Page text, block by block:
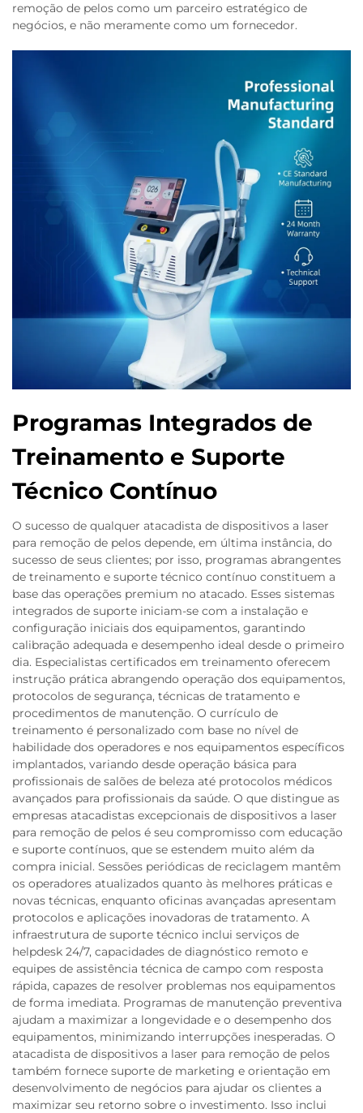
remoção de pelos como um parceiro estratégico de
negócios, e não meramente como um fornecedor.
Programas Integrados de
Treinamento e Suporte
Técnico Contínuo
O sucesso de qualquer atacadista de dispositivos a laser
para remoção de pelos depende, em última instância, do
sucesso de seus clientes; por isso, programas abrangentes
de treinamento e suporte técnico contínuo constituem a
base das operações premium no atacado. Esses sistemas
integrados de suporte iniciam-se com a instalação e
configuração iniciais dos equipamentos, garantindo
calibração adequada e desempenho ideal desde o primeiro
dia. Especialistas certificados em treinamento oferecem
instrução prática abrangendo operação dos equipamentos,
protocolos de segurança, técnicas de tratamento e
procedimentos de manutenção. O currículo de
treinamento é personalizado com base no nível de
habilidade dos operadores e nos equipamentos específicos
implantados, variando desde operação básica para
profissionais de salões de beleza até protocolos médicos
avançados para profissionais da saúde. O que distingue as
empresas atacadistas excepcionais de dispositivos a laser
para remoção de pelos é seu compromisso com educação
e suporte contínuos, que se estendem muito além da
compra inicial. Sessões periódicas de reciclagem mantêm
os operadores atualizados quanto às melhores práticas e
novas técnicas, enquanto oficinas avançadas apresentam
protocolos e aplicações inovadoras de tratamento. A
infraestrutura de suporte técnico inclui serviços de
helpdesk 24/7, capacidades de diagnóstico remoto e
equipes de assistência técnica de campo com resposta
rápida, capazes de resolver problemas nos equipamentos
de forma imediata. Programas de manutenção preventiva
ajudam a maximizar a longevidade e o desempenho dos
equipamentos, minimizando interrupções inesperadas. O
atacadista de dispositivos a laser para remoção de pelos
também fornece suporte de marketing e orientação em
desenvolvimento de negócios para ajudar os clientes a
maximizar seu retorno sobre o investimento. Isso inclui